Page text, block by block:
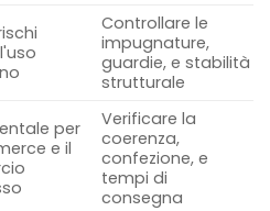
Controllare le
impugnature,
guardie, e stabilità
strutturale
per
e il
Verificare la
coerenza,
confezione, e
tempi di
consegna